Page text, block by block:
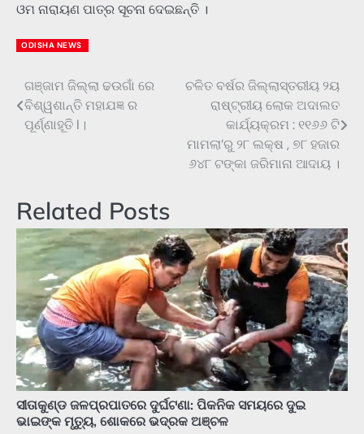
ଓମ ନାରାୟଣ ପାତ୍ର ସୂଚନା ଦେଇଛନ୍ତି ।
ODISHA NEWS
Post
navigation
ଗଞ୍ଜାମ ଜିଲ୍ଲା ଢଉଗାଁ ରେ
ବିଶ୍ୱଶାନ୍ତି ମହାଯଜ୍ଞ ର
ପୂର୍ଣ୍ଣାହୂତି l।
ଚଳିତ ବର୍ଷର ଜିଲ୍ଲାସ୍ତରୀୟ ୨ୟ
ରାଷ୍ଟ୍ରୀୟ ଲୋକ ଅଦାଲତ
କାର୍ଯ୍ୟକ୍ରମ : ୧୧୬୬ ଟି
ମାମଲା’ରୁ ୨୮ ଲକ୍ଷ , ୭୮ ହଜାର
୬୪୮ ଟଙ୍କା ଜରିମାନା ଆଦାୟ ।
Related Posts
ସୀତାକୁଣ୍ଡ ଜଳପ୍ରପାତରେ ଦୁର୍ଘଟଣା: ପିକନିକ ସମୟରେ ଦୁଇ
ଭାଇଙ୍କ ମୃତ୍ୟୁ, ଶୋକରେ ଭଦ୍ରକ ଅଞ୍ଚଳ